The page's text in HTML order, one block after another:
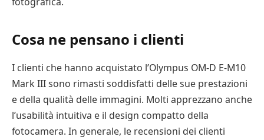
Cosa ne pensano i clienti
I clienti che hanno acquistato l’Olympus OM-D E-M10
Mark III sono rimasti soddisfatti delle sue prestazioni
e della qualità delle immagini. Molti apprezzano anche
l’usabilità intuitiva e il design compatto della
fotocamera. In generale, le recensioni dei clienti